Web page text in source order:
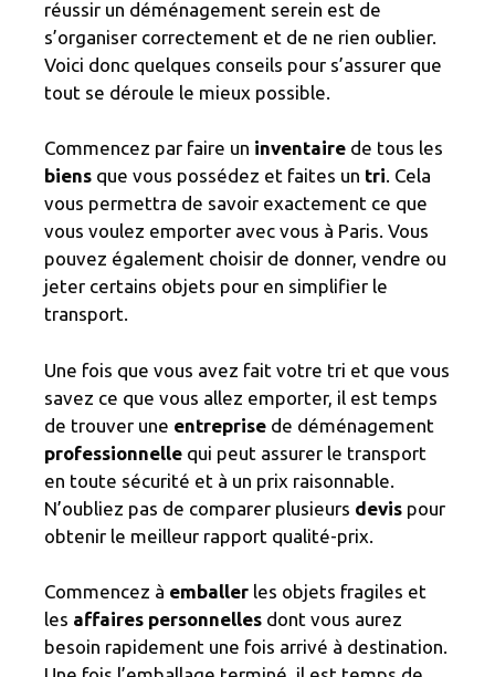
réussir un déménagement serein est de
s’organiser correctement et de ne rien oublier.
Voici donc quelques conseils pour s’assurer que
tout se déroule le mieux possible.
Commencez par faire un inventaire de tous les
biens que vous possédez et faites un tri. Cela
vous permettra de savoir exactement ce que
vous voulez emporter avec vous à Paris. Vous
pouvez également choisir de donner, vendre ou
jeter certains objets pour en simplifier le
transport.
Une fois que vous avez fait votre tri et que vous
savez ce que vous allez emporter, il est temps
de trouver une entreprise de déménagement
professionnelle qui peut assurer le transport
en toute sécurité et à un prix raisonnable.
N’oubliez pas de comparer plusieurs devis pour
obtenir le meilleur rapport qualité-prix.
Commencez à emballer les objets fragiles et
les affaires personnelles dont vous aurez
besoin rapidement une fois arrivé à destination.